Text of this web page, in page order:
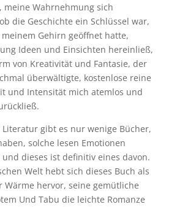
meine Wahrnehmung sich
die Geschichte ein Schlüssel war,
Gehirn geöffnet hatte,
Ideen und Einsichten hereinließ,
von Kreativität und Fantasie, der
überwältigte, kostenlose reine
und Intensität mich atemlos und
gibt es nur wenige Bücher,
solche lesen Emotionen
dieses ist definitiv eines davon.
Welt hebt sich dieses Buch als
Wärme hervor, seine gemütliche
Und Tabu die leichte Romanze